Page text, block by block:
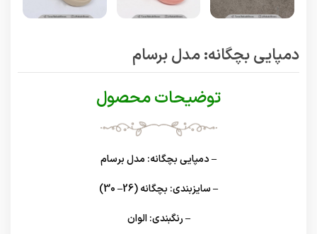
دمپایی بچگانه: مدل برسام
توضیحات محصول
– دمپایی بچگانه: مدل برسام
– سایزبندی: بچگانه (26– 30)
– رنگبندی: الوان